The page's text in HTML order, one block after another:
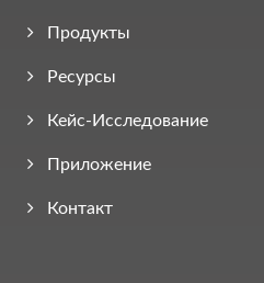
Продукты
Ресурсы
Кейс-Исследование
Приложение
Контакт